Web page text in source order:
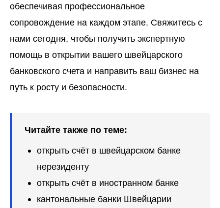
обеспечивая профессиональное
сопровождение на каждом этапе. Свяжитесь с
нами сегодня, чтобы получить экспертную
помощь в открытии вашего швейцарского
банковского счета и направить ваш бизнес на
путь к росту и безопасности.
Читайте также по теме:
открыть счёт в швейцарском банке
нерезиденту
открыть счёт в иностранном банке
кантональные банки Швейцарии